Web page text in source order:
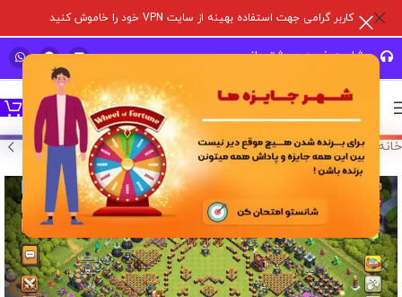
کاربر گرامی جهت استفاده بهینه از سایت VPN خود را خاموش کنید
مشاوره خرید و پشتیبانی سریع
خانه خرید اکانت بازی/اکانت کلش آف کلنز